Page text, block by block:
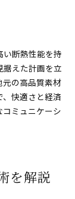
断熱性能を持
据えた計画を立
元の高品質素材
快適さと経済
ミュニケーシ
を解説